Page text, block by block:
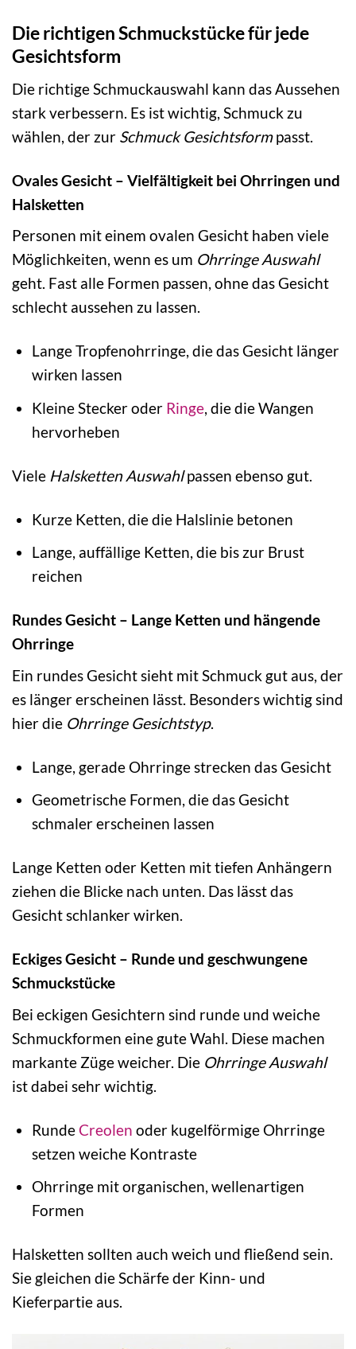
Die richtigen Schmuckstücke für jede
Gesichtsform
Die richtige Schmuckauswahl kann das Aussehen
stark verbessern. Es ist wichtig, Schmuck zu
wählen, der zur Schmuck Gesichtsformpasst.
Ovales Gesicht – Vielfältigkeit bei Ohrringen und
Halsketten
Personen mit einem ovalen Gesicht haben viele
Möglichkeiten, wenn es um Ohrringe Auswahl
geht. Fast alle Formen passen, ohne das Gesicht
schlecht aussehen zu lassen.
Lange Tropfenohrringe, die das Gesicht länger
wirken lassen
Kleine Stecker oder Ringe, die die Wangen
hervorheben
Viele Halsketten Auswahlpassen ebenso gut.
Kurze Ketten, die die Halslinie betonen
Lange, auffällige Ketten, die bis zur Brust
reichen
Rundes Gesicht – Lange Ketten und hängende
Ohrringe
Ein rundes Gesicht sieht mit Schmuck gut aus, der
es länger erscheinen lässt. Besonders wichtig sind
hier die Ohrringe Gesichtstyp.
Lange, gerade Ohrringe strecken das Gesicht
Geometrische Formen, die das Gesicht
schmaler erscheinen lassen
Lange Ketten oder Ketten mit tiefen Anhängern
ziehen die Blicke nach unten. Das lässt das
Gesicht schlanker wirken.
Eckiges Gesicht – Runde und geschwungene
Schmuckstücke
Bei eckigen Gesichtern sind runde und weiche
Schmuckformen eine gute Wahl. Diese machen
markante Züge weicher. Die Ohrringe Auswahl
ist dabei sehr wichtig.
RundeCreolen oder kugelförmige Ohrringe
setzen weiche Kontraste
Ohrringe mit organischen, wellenartigen
Formen
Halsketten sollten auch weich und fließend sein.
Sie gleichen die Schärfe der Kinn- und
Kieferpartie aus.